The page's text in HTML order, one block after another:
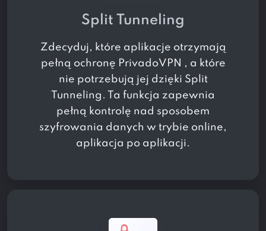
Split Tunneling
Zdecyduj, które aplikacje otrzymają
pełną ochronę PrivadoVPN , a które
nie potrzebują jej dzięki Split
Tunneling. Ta funkcja zapewnia
pełną kontrolę nad sposobem
szyfrowania danych w trybie online,
aplikacja po aplikacji.